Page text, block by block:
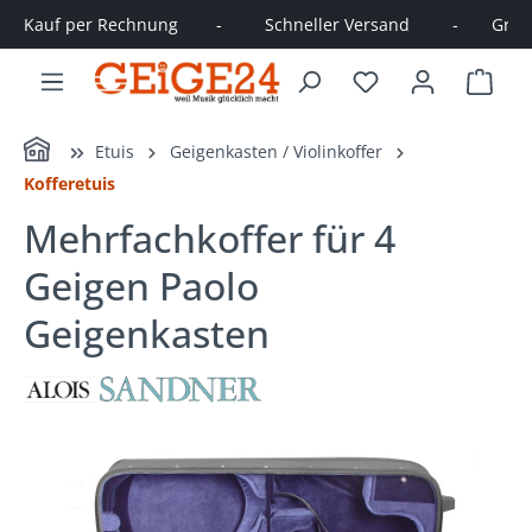
springen
Kauf per Rechnung        -         Schneller Versand         -
Home Etuis
Geigenkasten / Violinkoffer
Kofferetuis
Mehrfachkoffer für 4
Geigen Paolo
Geigenkasten
Bildergalerie überspringen